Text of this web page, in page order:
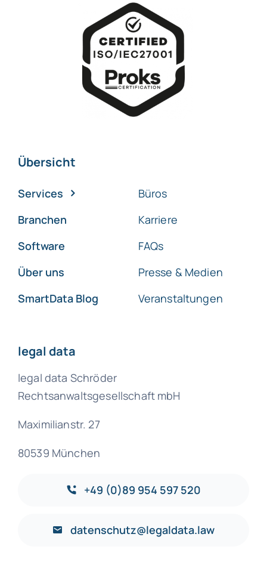
Übersicht
Services
Branchen
Software
Über uns
SmartData Blog
Büros
Karriere
FAQs
Presse & Medien
Veranstaltungen
legal data
legal data Schröder
Rechtsanwaltsgesellschaft mbH
Maximilianstr. 27
80539 München
+49 (0)89 954 597 520
datenschutz@legaldata.law